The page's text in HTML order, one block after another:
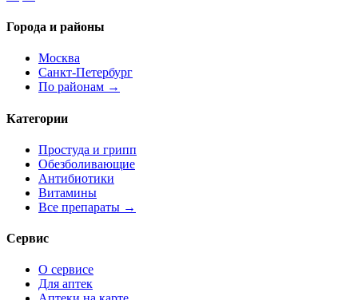
Города и районы
Москва
Санкт-Петербург
По районам →
Категории
Простуда и грипп
Обезболивающие
Антибиотики
Витамины
Все препараты →
Сервис
О сервисе
Для аптек